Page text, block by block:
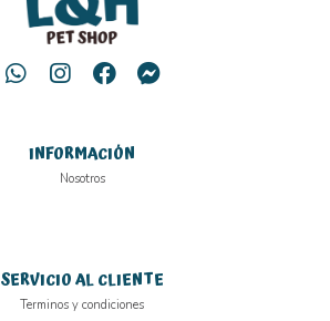
INFORMACIÓN
Nosotros
SERVICIO AL CLIENTE
Terminos y condiciones